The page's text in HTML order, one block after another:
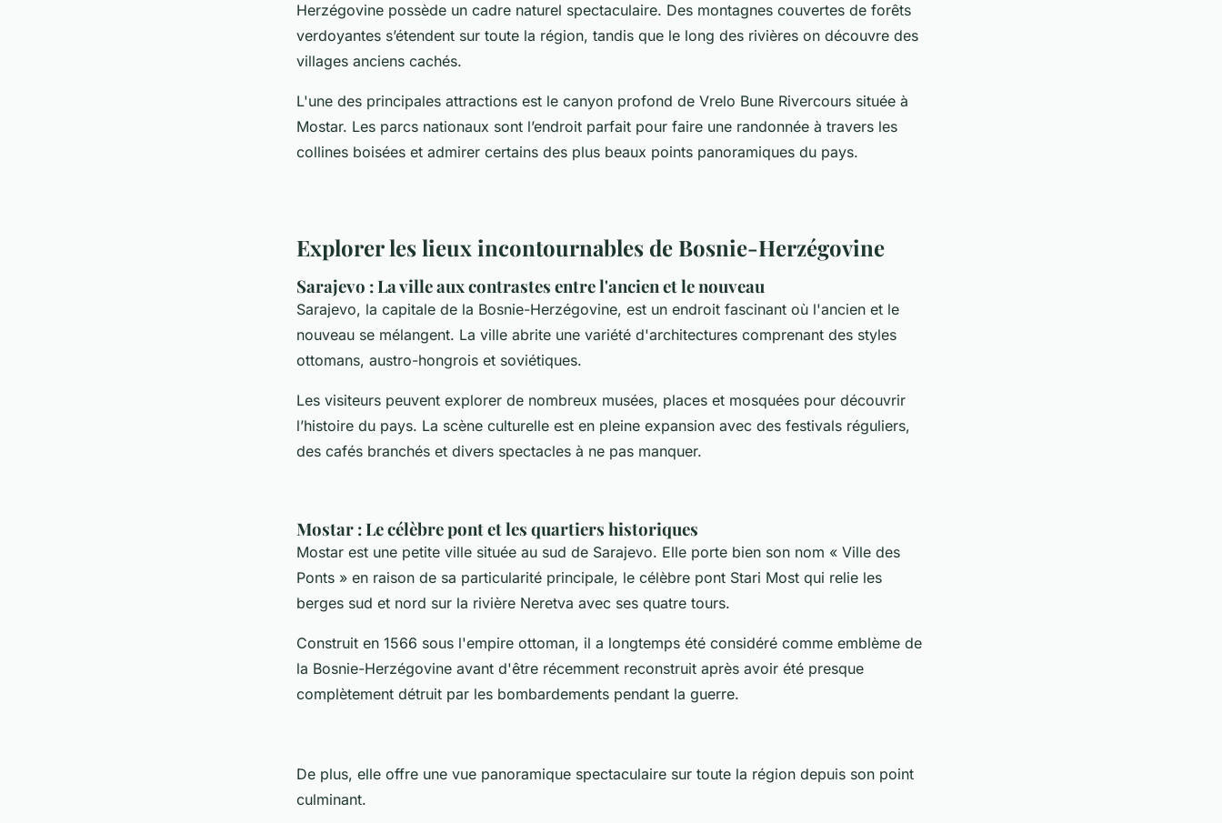
Herzégovine possède un cadre naturel spectaculaire. Des montagnes couvertes de forêts
verdoyantes s’étendent sur toute la région, tandis que le long des rivières on découvre des
villages anciens cachés.
L'une des principales attractions est le canyon profond de Vrelo Bune Rivercours située à
Mostar. Les parcs nationaux sont l’endroit parfait pour faire une randonnée à travers les
collines boisées et admirer certains des plus beaux points panoramiques du pays.
Explorer les lieux incontournables de Bosnie-Herzégovine
Sarajevo : La ville aux contrastes entre l'ancien et le nouveau
Sarajevo, la capitale de la Bosnie-Herzégovine, est un endroit fascinant où l'ancien et le
nouveau se mélangent. La ville abrite une variété d'architectures comprenant des styles
ottomans, austro-hongrois et soviétiques.
Les visiteurs peuvent explorer de nombreux musées, places et mosquées pour découvrir
l’histoire du pays. La scène culturelle est en pleine expansion avec des festivals réguliers,
des cafés branchés et divers spectacles à ne pas manquer.
Mostar : Le célèbre pont et les quartiers historiques
Mostar est une petite ville située au sud de Sarajevo. Elle porte bien son nom « Ville des
Ponts » en raison de sa particularité principale, le célèbre pont Stari Most qui relie les
berges sud et nord sur la rivière Neretva avec ses quatre tours.
Construit en 1566 sous l'empire ottoman, il a longtemps été considéré comme emblème de
la Bosnie-Herzégovine avant d'être récemment reconstruit après avoir été presque
complètement détruit par les bombardements pendant la guerre.
De plus, elle offre une vue panoramique spectaculaire sur toute la région depuis son point
culminant.